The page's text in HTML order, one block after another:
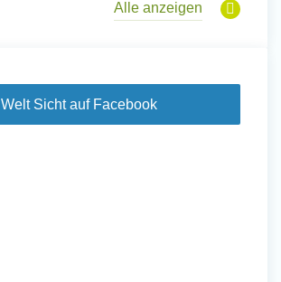
Alle anzeigen
Welt Sicht auf Facebook